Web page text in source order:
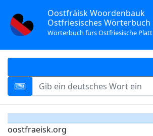
Oostfräisk Woordenbauk
Ostfriesisches Wörterbuch
Wörterbuch fürs Ostfriesische Platt
oostfraeisk.org